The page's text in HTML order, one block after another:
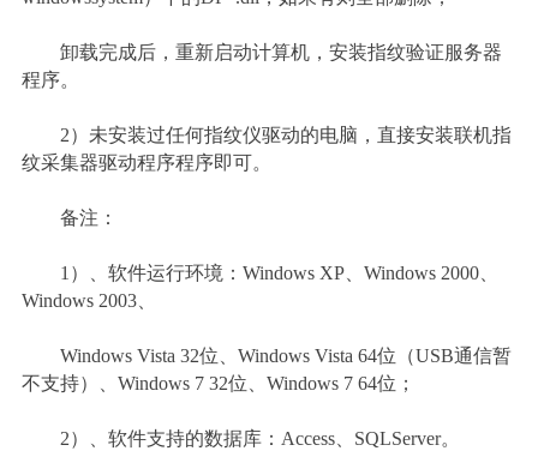
卸载完成后，重新启动计算机，安装指纹验证服务器
程序。
2）未安装过任何指纹仪驱动的电脑，直接安装联机指
纹采集器驱动程序程序即可。
备注：
1）、软件运行环境：Windows XP、Windows 2000、
Windows 2003、
Windows Vista 32位、Windows Vista 64位（USB通信暂
不支持）、Windows 7 32位、Windows 7 64位；
2）、软件支持的数据库：Access、SQLServer。